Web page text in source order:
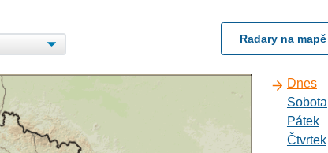
Radary na mapě
Dnes
Sobota
Pátek
Čtvrtek